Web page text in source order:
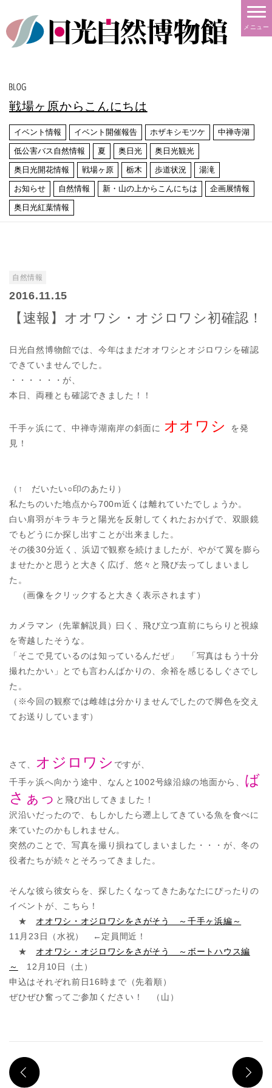
メニュー
戦場ヶ原からこんにちは
イベント情報 イベント開催報告 ホザキシモツケ 中禅寺湖
低公害バス自然情報 夏 奥日光 奥日光観光
奥日光開花情報 戦場ヶ原 栃木 歩道状況 湯滝
お知らせ 自然情報 新・山の上からこんにちは 企画展情報
奥日光紅葉情報
自然情報
2016.11.15
【速報】オオワシ・オジロワシ初確認！
日光自然博物館では、今年はまだオオワシとオジロワシを確認
できていませんでした。
・・・・・・が、
本日、両種とも確認できました！！
千手ヶ浜にて、中禅寺湖南岸の斜面に オオワシ
を発
見！
（↑ だいたい○印のあたり）
私たちのいた地点から700m近くは離れていたでしょうか。
白い肩羽がキラキラと陽光を反射してくれたおかげで、双眼鏡
でもどうにか探し出すことが出来ました。
その後30分近く、浜辺で観察を続けましたが、やがて翼を膨ら
ませたかと思うと大きく広げ、悠々と飛び去ってしまいまし
た。
（画像をクリックすると大きく表示されます）
カメラマン（先輩解説員）曰く、飛び立つ直前にちらりと視線
を寄越したそうな。
「そこで見ているのは知っているんだぜ」 「写真はもう十分
撮れたかい」とでも言わんばかりの、余裕を感じるしぐさでし
た。
（※今回の観察では雌雄は分かりませんでしたので脚色を交え
てお送りしています）
さて、 オジロワシ ですが、
千手ヶ浜へ向かう途中、なんと1002号線沿線の地面から、 ば
さぁっ と飛び出してきました！
沢沿いだったので、もしかしたら遡上してきている魚を食べに
来ていたのかもしれません。
突然のことで、写真を撮り損ねてしまいました・・・が、冬の
役者たちが続々とそろってきました。
そんな彼ら彼女らを、探したくなってきたあなたにぴったりの
イベントが、こちら！
★ オオワシ・オジロワシをさがそう ～千手ヶ浜編～
11月23日（水祝） ←定員間近！
★ オオワシ・オジロワシをさがそう ～ボートハウス編
～
12月10日（土）
申込はそれぞれ前日16時まで（先着順）
ぜひぜひ奮ってご参加ください！ （山）